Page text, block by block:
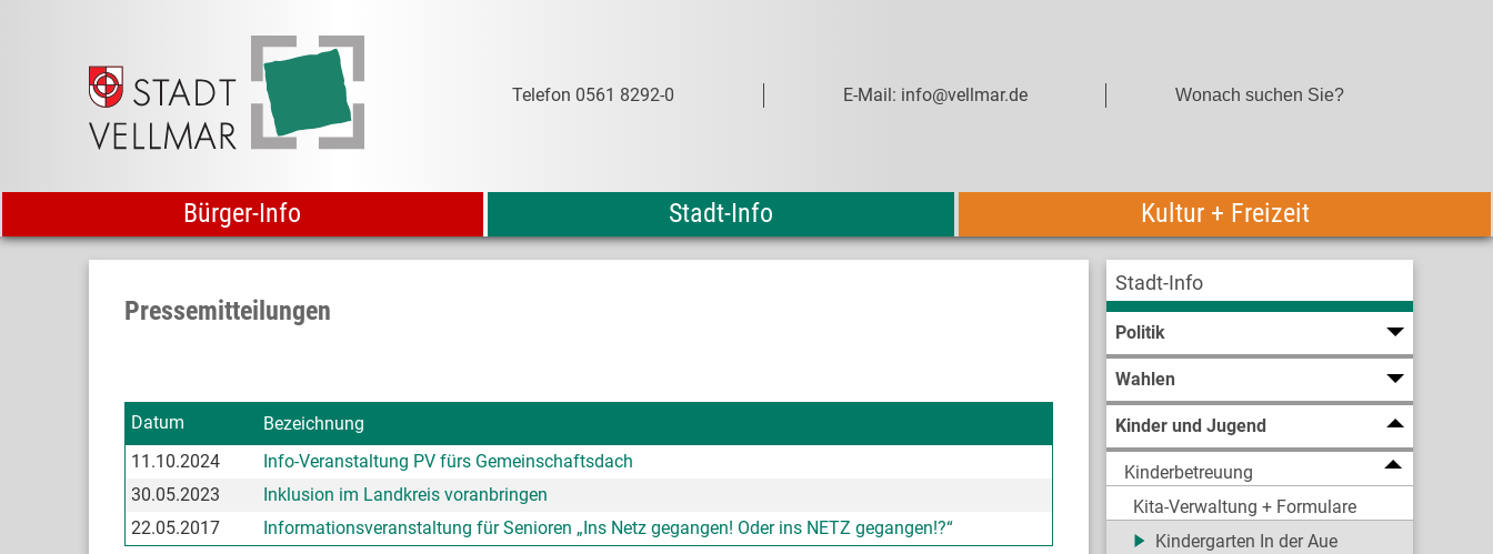
Telefon 0561 8292-0 E-Mail: info@vellmar.de
Bürger-Info Stadt-Info Kultur + Freizeit
Stadt-Info
Politik
Wahlen
Kinder und Jugend
Kinderbetreuung
Kita-Verwaltung + Formulare
Kindergarten In der Aue
Pressemitteilungen
Datum
Bezeichnung
11.10.2024
Info-Veranstaltung PV fürs Gemeinschaftsdach
30.05.2023
Inklusion im Landkreis voranbringen
22.05.2017
Informationsveranstaltung für Senioren „Ins Netz gegangen! Oder ins NETZ gegangen!?“